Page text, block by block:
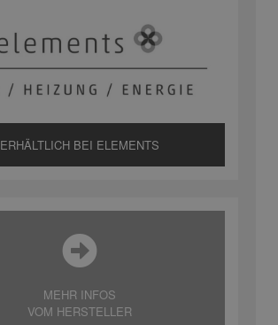
ERHÄLTLICH BEI ELEMENTS
MEHR INFOS
VOM HERSTELLER